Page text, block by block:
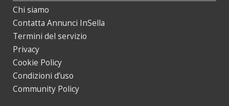
Chi siamo
Contatta Annunci InSella
Termini del servizio
Privacy
Cookie Policy
Condizioni d’uso
Community Policy